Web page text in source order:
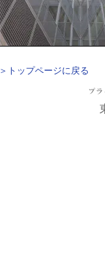
＞トップページに戻る